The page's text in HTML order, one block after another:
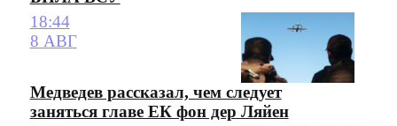
18:44
8 АВГ
Медведев рассказал, чем следует
заняться главе ЕК фон дер Ляйен